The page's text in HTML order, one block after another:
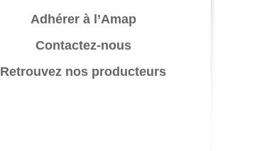
Adhérer à l’Amap
Contactez-nous
Retrouvez nos producteurs